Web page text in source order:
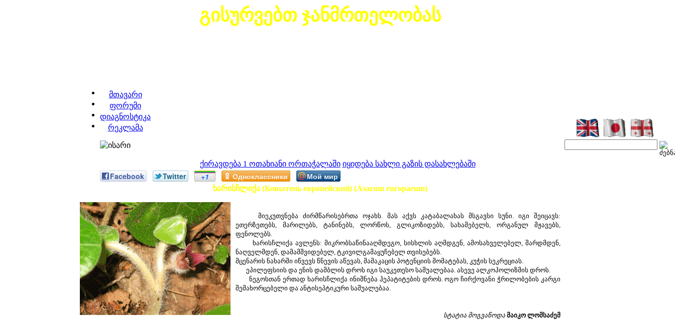
გისურვებთ ჯანმრთელობას
მთავარი
ფორუმი
დიაგნოსტიკა
რეკლამა
ქირავდება 1 ოთახიანი ორთაჭალაში იყიდება სახლი გაზის დასახლებაში
Facebook Twitter +1 Одноклассники Мой мир
ხარისჩლიქა (Копытень европейский) (Asarum europaeum)
მიეკუთვნება ძირმწარისებრთა ოჯახს. მას აქვს კატაბალახას მსგავსი სუნი. იგი შეიცავს:
ეთერზეთებს, მარილებს, ტანინებს, ლორწოს, გლიკოზიდებს, სახამებელს, ორგანულ მჟავებს,
ფენოლებს.
ხარისჩლიქა ავლენს: მიკრობსაწინააღმდეგო, სისხლის აღმდგენ, ამოსახველებელ, შარდმდენ,
ნაღველმდენ, დამამშვიდებელ, ტკივილგამაყუჩებელ თვისებებს.
მცენარის ნახარში იწვევს წნევის აწევას, მამაკაცის პოტენციის მომატებას, კუჭის სეკრეციას.
ეპილეფსიის და ენის დამბლის დროს იგი საუკეთესო საშუალებაა. ასევე ალკოჰოლიზმის დროს.
ნეგოსთან ერთად ხარისჩლიქა ინიშნება ჰეპატიტების დროს. ოგო ჩირქოვანი ჭრილობების კარგი
შემახორცებელი და ანტისეპტიკური საშუალებაა.
სტატია მოგვაწოდა მაიკო ლომსაძემ